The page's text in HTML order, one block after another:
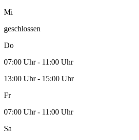
Mi
geschlossen
Do
07:00 Uhr - 11:00 Uhr
13:00 Uhr - 15:00 Uhr
Fr
07:00 Uhr - 11:00 Uhr
Sa